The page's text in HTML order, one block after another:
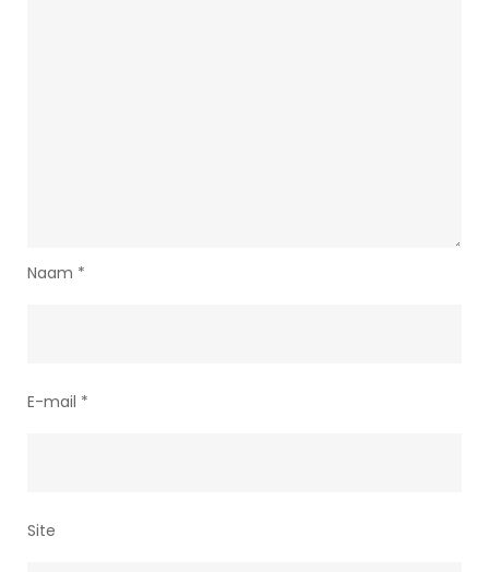
Naam *
E-mail *
Site